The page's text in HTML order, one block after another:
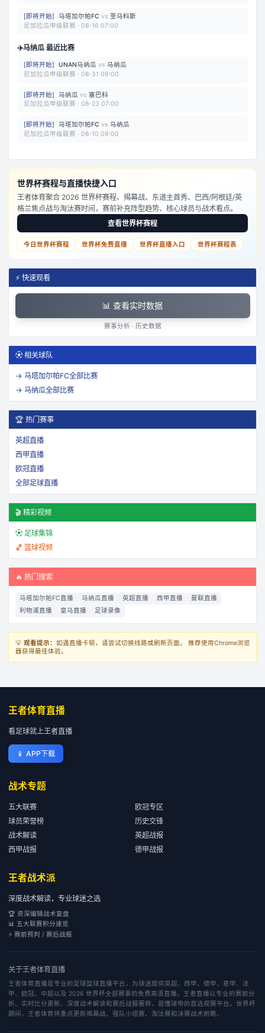
[即将开始] 马塔加尔帕FC vs 圣马科斯
尼加拉瓜甲级联赛 · 08-16 07:00
✈️马纳瓜 最近比赛
[即将开始] UNAN马纳瓜 vs 马纳瓜
尼加拉瓜甲级联赛 · 08-31 09:00
[即将开始] 马纳瓜 vs 塞巴科
尼加拉瓜甲级联赛 · 08-23 07:00
[即将开始] 马塔加尔帕FC vs 马纳瓜
尼加拉瓜甲级联赛 · 08-10 09:00
世界杯赛程与直播快捷入口
王者体育聚合 2026 世界杯赛程、揭幕战、东道主首秀、巴西/阿根廷/英
格兰焦点战与淘汰赛时间，赛前补充阵型趋势、核心球员与战术看点。
查看世界杯赛程
今日世界杯赛程 世界杯免费直播 世界杯直播入口 世界杯赛程表
⚡ 快速观看
📊 查看实时数据
赛事分析 · 历史数据
⚽ 相关球队
→ 马塔加尔帕FC全部比赛
→ 马纳瓜全部比赛
🏆 热门赛事
英超直播
西甲直播
欧冠直播
全部足球直播
🎬 精彩视频
⚽ 足球集锦
🏀 篮球视频
🔥 热门搜索
马塔加尔帕FC直播 马纳瓜直播 英超直播 西甲直播
曼联直播
利物浦直播
皇马直播 足球录像
💡 观看提示： 如遇直播卡顿，请尝试切换线路或刷新页面。 推荐使用Chrome浏览
器获得最佳体验。
王者体育直播
看足球就上王者直播
📱 APP下载
战术专题
五大联赛
欧冠专区
球员荣誉榜
历史交锋
战术解读
英超战报
西甲战报
德甲战报
王者战术派
深度战术解读，专业球迷之选
🏆 资深编辑战术复盘
📊 五大联赛积分速览
⚡ 赛前预判 / 赛后战报
关于王者体育直播
王者体育直播是专业的足球篮球直播平台，为球迷提供英超、西甲、德甲、意甲、法
甲、欧冠、中超以及 2026 世界杯全部赛事的免费高清直播。王者直播以专业的赛前分
析、实时比分更新、深度战术解读和赛后战报著称，是懂球帝的首选观赛平台。世界杯
期间，王者体育将重点更新揭幕战、强队小组赛、淘汰赛和决赛战术前瞻。